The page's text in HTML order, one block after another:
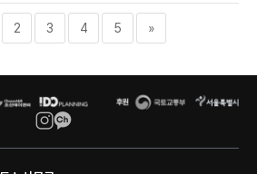
2 3 4 5 »